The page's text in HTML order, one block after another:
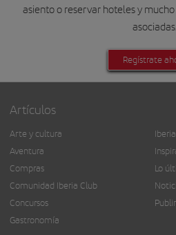
asiento o reservar hoteles y
asociadas.
Regístrate
Artículos
Arte y cultura
Aventura
Compras
Comunidad Iberia Club
Concursos
Gastronomía
Lo